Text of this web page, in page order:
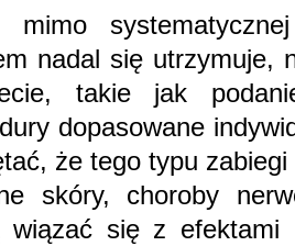
mimo
nadal się utrzymuje,
takie jak
dopasowane
że tego typu
skóry, choroby
wiązać się z efektami